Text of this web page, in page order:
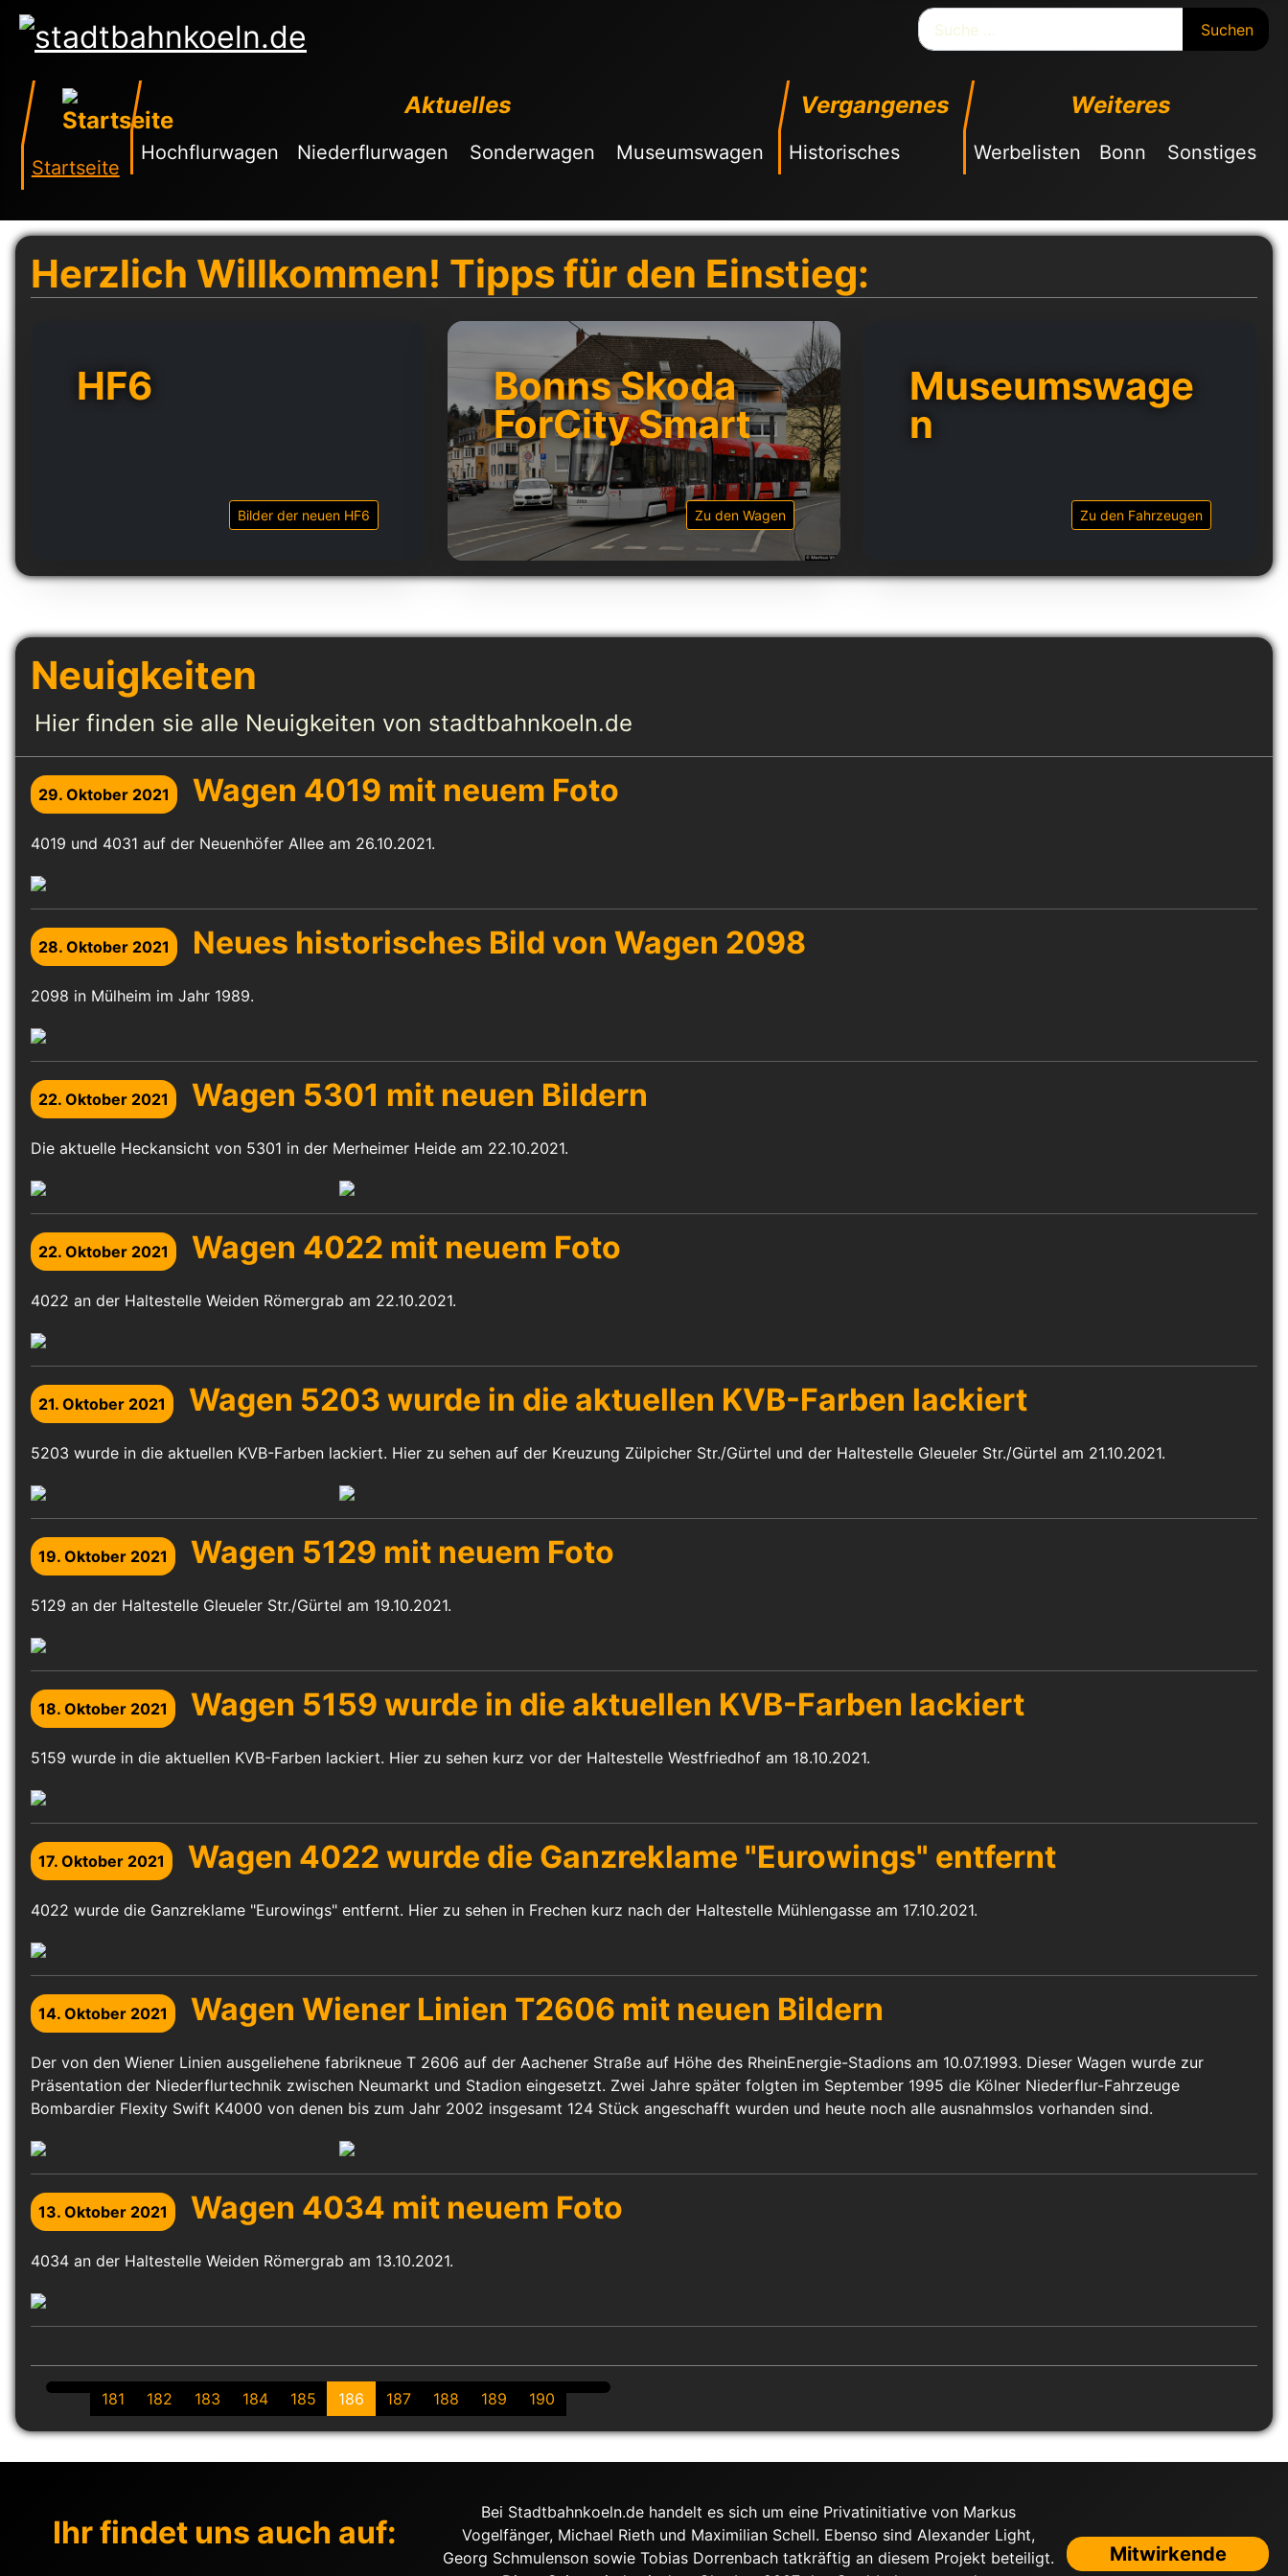
Suchen
Startseite
Aktuelles
Hochflurwagen Niederflurwagen Sonderwagen Museumswagen
Vergangenes
Historisches
Weiteres
Werbelisten Bonn Sonstiges
Herzlich Willkommen! Tipps für den Einstieg:
HF6
Bilder der neuen HF6
Bonns Skoda
ForCity Smart
Zu den Wagen
Museumswage
n
Zu den Fahrzeugen
Neuigkeiten
Hier finden sie alle Neuigkeiten von stadtbahnkoeln.de
29. Oktober 2021 Wagen 4019 mit neuem Foto
4019 und 4031 auf der Neuenhöfer Allee am 26.10.2021.
28. Oktober 2021 Neues historisches Bild von Wagen 2098
2098 in Mülheim im Jahr 1989.
22. Oktober 2021 Wagen 5301 mit neuen Bildern
Die aktuelle Heckansicht von 5301 in der Merheimer Heide am 22.10.2021.
22. Oktober 2021 Wagen 4022 mit neuem Foto
4022 an der Haltestelle Weiden Römergrab am 22.10.2021.
21. Oktober 2021 Wagen 5203 wurde in die aktuellen KVB-Farben lackiert
5203 wurde in die aktuellen KVB-Farben lackiert. Hier zu sehen auf der Kreuzung Zülpicher Str./Gürtel und der Haltestelle Gleueler Str./Gürtel am 21.10.2021.
19. Oktober 2021 Wagen 5129 mit neuem Foto
5129 an der Haltestelle Gleueler Str./Gürtel am 19.10.2021.
18. Oktober 2021 Wagen 5159 wurde in die aktuellen KVB-Farben lackiert
5159 wurde in die aktuellen KVB-Farben lackiert. Hier zu sehen kurz vor der Haltestelle Westfriedhof am 18.10.2021.
17. Oktober 2021 Wagen 4022 wurde die Ganzreklame "Eurowings" entfernt
4022 wurde die Ganzreklame "Eurowings" entfernt. Hier zu sehen in Frechen kurz nach der Haltestelle Mühlengasse am 17.10.2021.
14. Oktober 2021 Wagen Wiener Linien T2606 mit neuen Bildern
Der von den Wiener Linien ausgeliehene fabrikneue T 2606 auf der Aachener Straße auf Höhe des RheinEnergie-Stadions am 10.07.1993. Dieser Wagen wurde zur
Präsentation der Niederflurtechnik zwischen Neumarkt und Stadion eingesetzt. Zwei Jahre später folgten im September 1995 die Kölner Niederflur-Fahrzeuge
Bombardier Flexity Swift K4000 von denen bis zum Jahr 2002 insgesamt 124 Stück angeschafft wurden und heute noch alle ausnahmslos vorhanden sind.
13. Oktober 2021 Wagen 4034 mit neuem Foto
4034 an der Haltestelle Weiden Römergrab am 13.10.2021.
181 182 183 184 185 186 187 188 189 190
Ihr findet uns auch auf:
Bei Stadtbahnkoeln.de handelt es sich um eine Privatinitiative von Markus
Vogelfänger, Michael Rieth und Maximilian Schell. Ebenso sind Alexander Light,
Georg Schmulenson sowie Tobias Dorrenbach tatkräftig an diesem Projekt beteiligt.
Mitwirkende